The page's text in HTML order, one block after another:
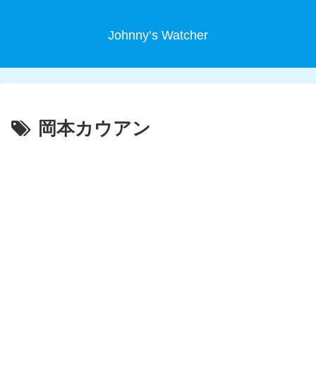
Johnny’s Watcher
岡本カウアン